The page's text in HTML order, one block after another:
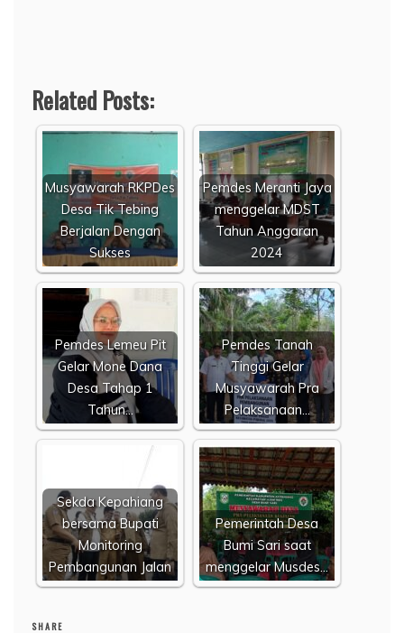
Related Posts:
Musyawarah RKPDes
Desa Tik Tebing
Berjalan Dengan
Sukses
Pemdes Meranti Jaya
menggelar MDST
Tahun Anggaran
2024
Pemdes Lemeu Pit
Gelar Mone Dana
Desa Tahap 1
Tahun…
Pemdes Tanah
Tinggi Gelar
Musyawarah Pra
Pelaksanaan…
Sekda Kepahiang
bersama Bupati
Monitoring
Pembangunan Jalan
Pemerintah Desa
Bumi Sari saat
menggelar Musdes…
SHARE